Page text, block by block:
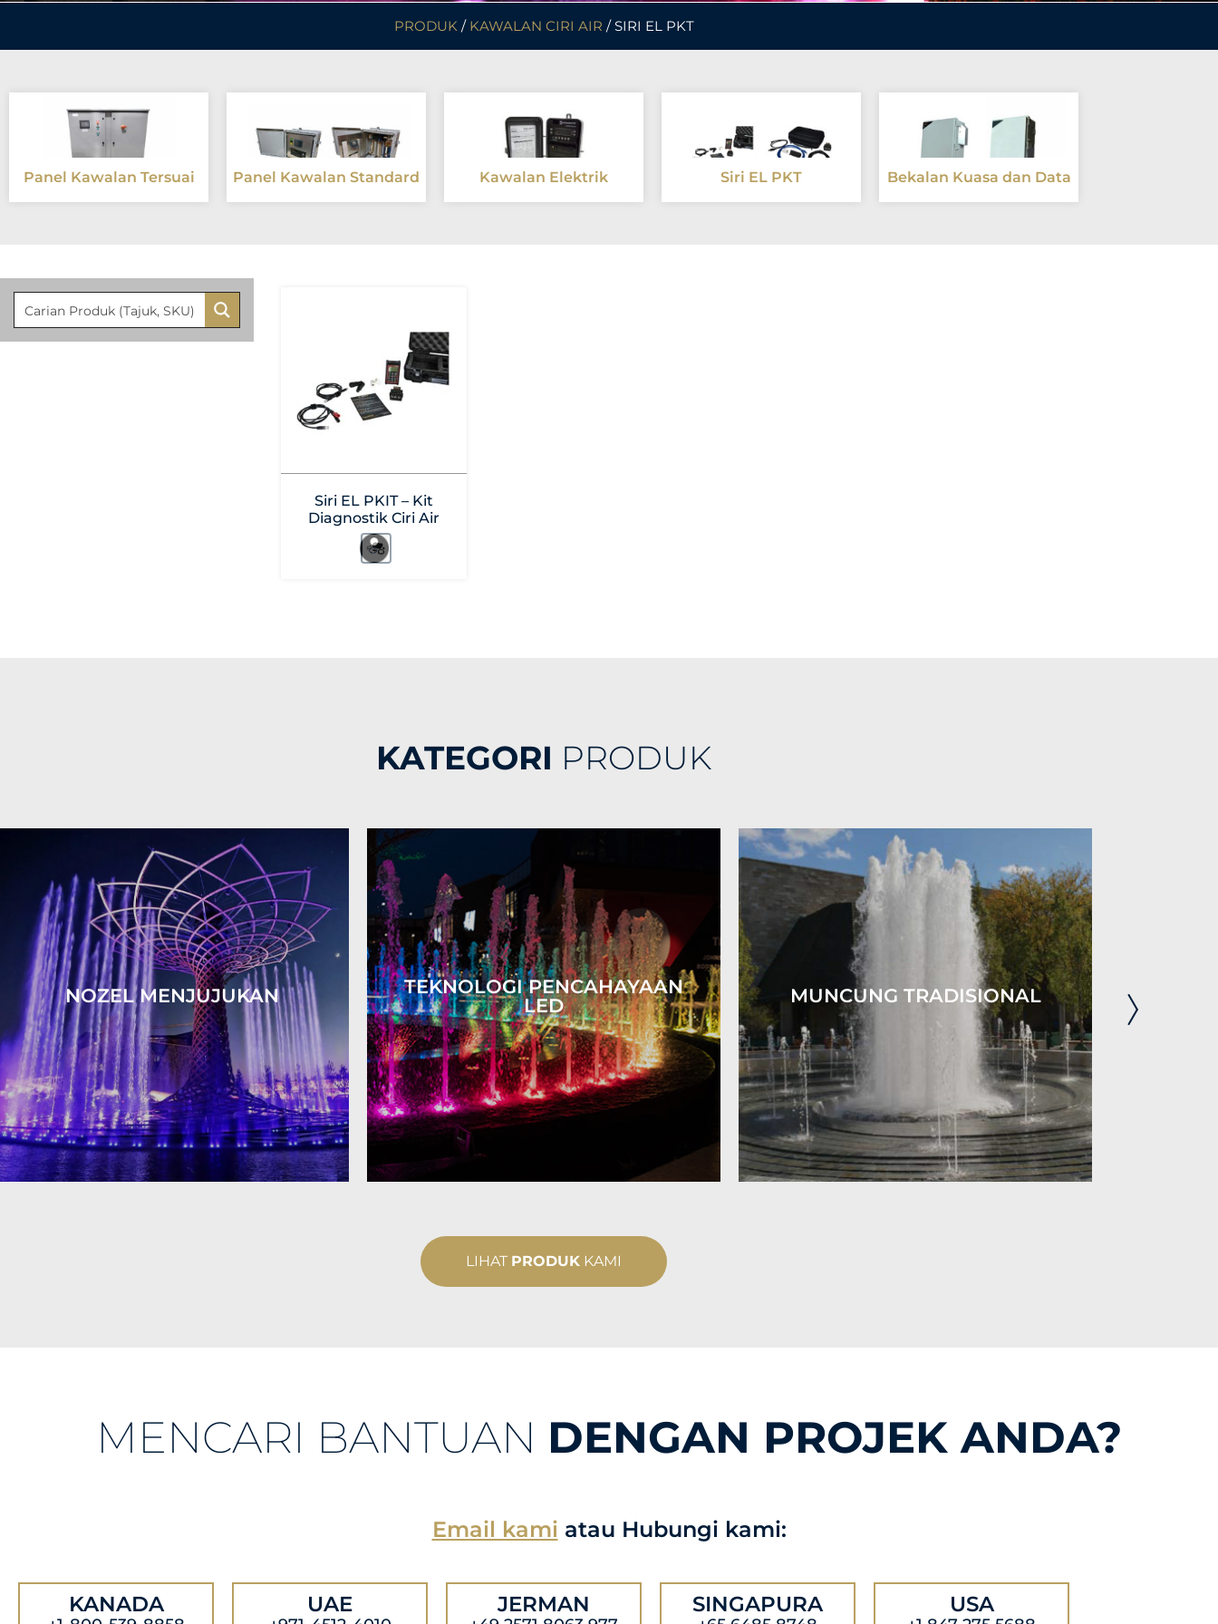
PRODUK/ KAWALAN CIRI AIR / SIRI EL PKT
Panel Kawalan Tersuai Panel Kawalan Standard Kawalan Elektrik Siri EL PKT Bekalan Kuasa dan Data
Siri EL PKIT – Kit
Diagnostik Ciri Air
KATEGORI PRODUK
NOZEL MENJUJUKAN
TEKNOLOGI PENCAHAYAAN
LED
MUNCUNG TRADISIONAL
LIHAT PRODUK KAMI
MENCARI BANTUAN DENGAN PROJEK ANDA?
Email kami atau Hubungi kami:
KANADA UAE JERMAN SINGAPURA USA